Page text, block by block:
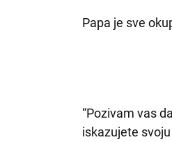
Papa je sve
“Pozivam vas
iskazujete